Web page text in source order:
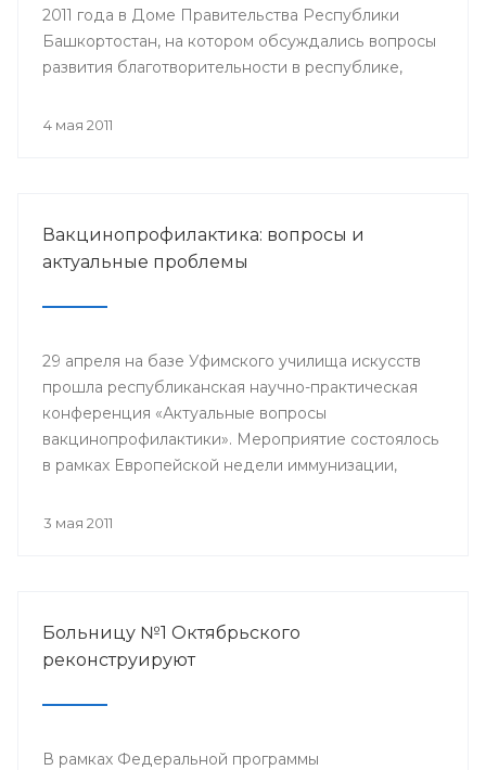
2011 года в Доме Правительства Республики
Башкортостан, на котором обсуждались вопросы
развития благотворительности в республике,
инвалидам и пожилым людям.
4 мая 2011
Вакцинопрофилактика: вопросы и
актуальные проблемы
29 апреля на базе Уфимского училища искусств
прошла республиканская научно-практическая
конференция «Актуальные вопросы
вакцинопрофилактики». Мероприятие состоялось
в рамках Европейской недели иммунизации,
стали врачи общей практики, педиатры,
3 мая 2011
Больницу №1 Октябрьского
реконструируют
В рамках Федеральной программы